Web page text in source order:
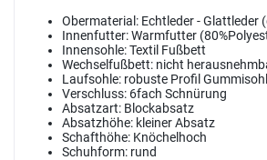
Obermaterial: Echtleder -
Innenfutter:Warmfutter
Innensohle:Textil Fußbett
Wechselfußbett: nicht
Laufsohle: robuste Profil
Verschluss: 6fach Schnürung
Absatzart: Blockabsatz
Absatzhöhe: kleiner Absatz
Schafthöhe: Knöchelhoch
Schuhform: rund